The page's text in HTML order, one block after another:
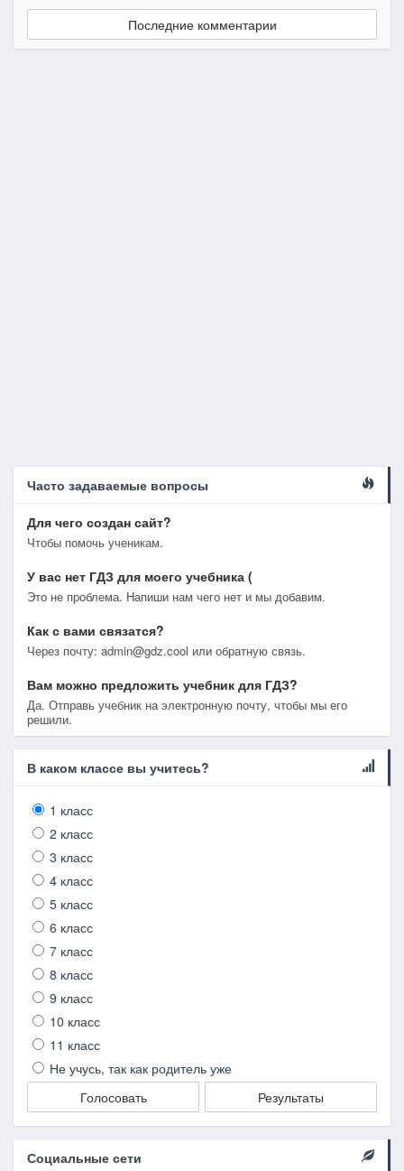
Последние комментарии
Часто задаваемые вопросы
Для чего создан сайт?
Чтобы помочь ученикам.
У вас нет ГДЗ для моего учебника (
Это не проблема. Напиши нам чего нет и мы добавим.
Как с вами связатся?
Через почту: admin@gdz.cool или обратную связь.
Вам можно предложить учебник для ГДЗ?
Да. Отправь учебник на электронную почту, чтобы мы его
решили.
В каком классе вы учитесь?
1 класс
2 класс
3 класс
4 класс
5 класс
6 класс
7 класс
8 класс
9 класс
10 класс
11 класс
Не учусь, так как родитель уже
Голосовать
Результаты
Социальные сети